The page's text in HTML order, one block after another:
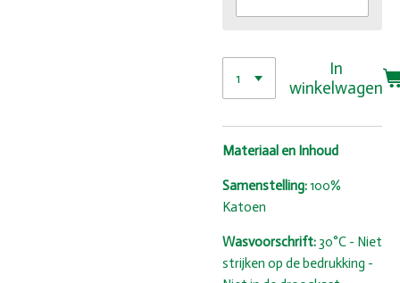
In
winkelwagen
Materiaal en Inhoud
Samenstelling:100%
Katoen
Wasvoorschrift: 30°C - Niet
strijken op de bedrukking -